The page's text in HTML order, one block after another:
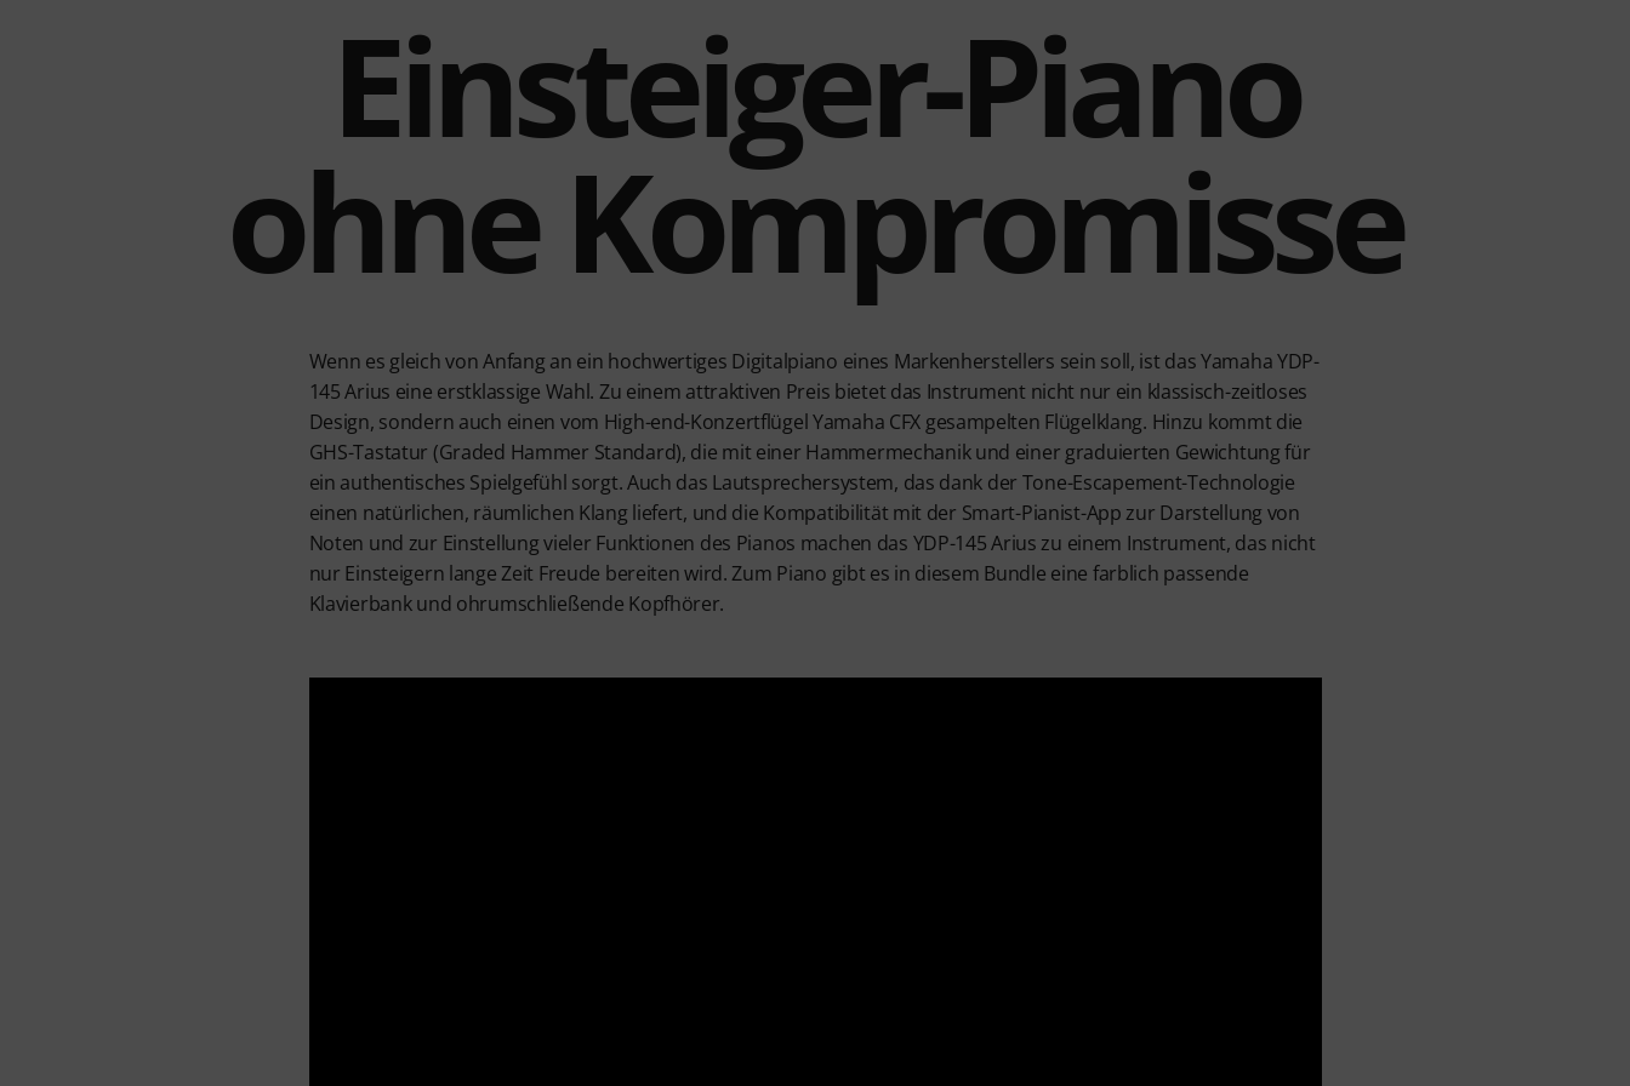
Einsteiger-Piano
ohne Kompromisse
Wenn es gleich von Anfang an ein hochwertiges Digitalpiano eines Markenherstellers sein soll, ist das Yamaha YDP-
145 Arius eine erstklassige Wahl. Zu einem attraktiven Preis bietet das Instrument nicht nur ein klassisch-zeitloses
Design, sondern auch einen vom High-end-Konzertflügel Yamaha CFX gesampelten Flügelklang. Hinzu kommt die
GHS-Tastatur (Graded Hammer Standard), die mit einer Hammermechanik und einer graduierten Gewichtung für
ein authentisches Spielgefühl sorgt. Auch das Lautsprechersystem, das dank der Tone-Escapement-Technologie
einen natürlichen, räumlichen Klang liefert, und die Kompatibilität mit der Smart-Pianist-App zur Darstellung von
Noten und zur Einstellung vieler Funktionen des Pianos machen das YDP-145 Arius zu einem Instrument, das nicht
nur Einsteigern lange Zeit Freude bereiten wird. Zum Piano gibt es in diesem Bundle eine farblich passende
Klavierbank und ohrumschließende Kopfhörer.